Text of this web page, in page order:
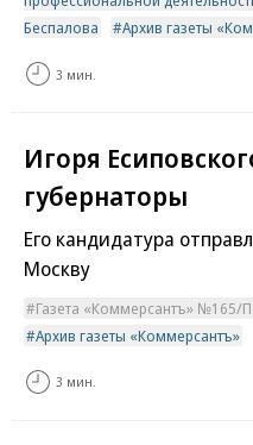
Беспалова
Архив газеты
3 мин.
Игоря
губернаторы
Его кандидатура
Москву
Газета «Коммерсантъ» №165/П
Архив газеты «Коммерсантъ»
3 мин.